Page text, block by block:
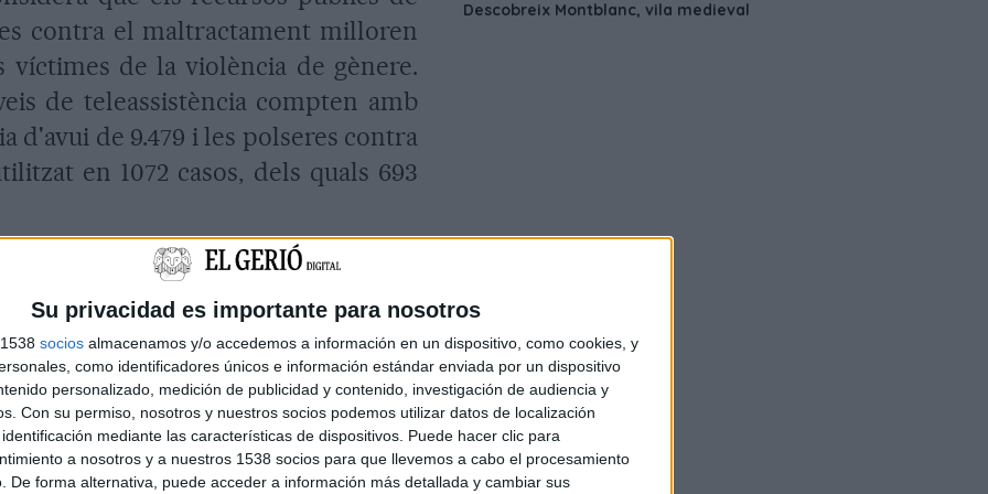
Su privacidad es importante para nosotros
socios almacenamos y/o accedemos a información en un dispositivo, como cookies, y
como identificadores únicos e información estándar enviada por un dispositivo
personalizado, medición de publicidad y contenido, investigación de audiencia y
Con su permiso, nosotros y nuestros socios podemos utilizar datos de localización
mediante las características de dispositivos. Puede hacer clic para
a nosotros y a nuestros 1538 socios para que llevemos a cabo el procesamiento
De forma alternativa, puede acceder a información más detallada y cambiar sus
contra el maltractament milloren
víctimes de la violència de gènere.
de teleassistència compten amb
d'avui de 9.479 i les polseres contra
en 1072 casos, dels quals 693
denunciar, el 60% de la societat
que les dones que no denuncien
per una dependència
banda, el 88,4% de la població